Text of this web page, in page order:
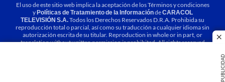
PUBLICIDAD
El uso de este sitio web implica la aceptación de losTérminos y condiciones
yPolíticas de Tratamiento de la InformacióndeCARACOL
TELEVISIÓN S.A.Todos los Derechos Reservados D.R.A. Prohibida su
reproducción total o parcial, así como su traducción a cualquier idioma sin
autorización escrita de su titular. Reproduction in whole or in part, or
translation without written permission is prohibited. All rights reserved